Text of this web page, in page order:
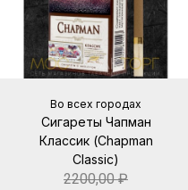
Во всех городах
Сигареты Чапман
Классик (Chapman
Classic)
2200,00₽